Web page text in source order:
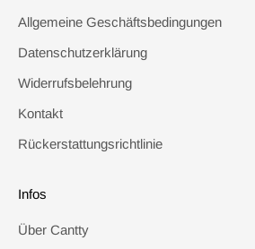
Allgemeine Geschäftsbedingungen
Datenschutzerklärung
Widerrufsbelehrung
Kontakt
Rückerstattungsrichtlinie
Infos
Über Cantty